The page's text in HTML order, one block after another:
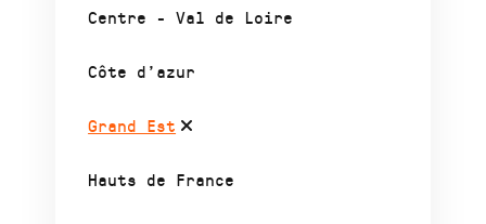
Centre - Val de Loire
Côte d’azur
Grand Est
Hauts de France